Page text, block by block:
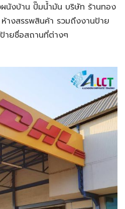
นังบ้าน ปั๊มน้ำมัน บริษัท ร้านทอง
างสรรพสินค้า รวมถึงงานป้าย
ายชื่อสถานที่ต่างๆ